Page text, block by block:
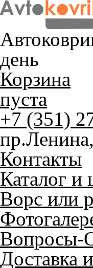
день
Корзина
пуста
+7 (351)
Контакты
Каталог и
Ворс или
Вопросы-
Доставка